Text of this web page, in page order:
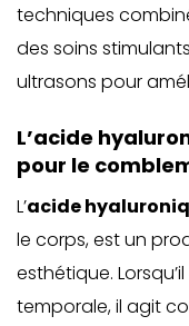
techniques
des soins
ultrasons pour
L’acide
pour le
L’acide
le corps, est un
esthétique.
temporale, il agit